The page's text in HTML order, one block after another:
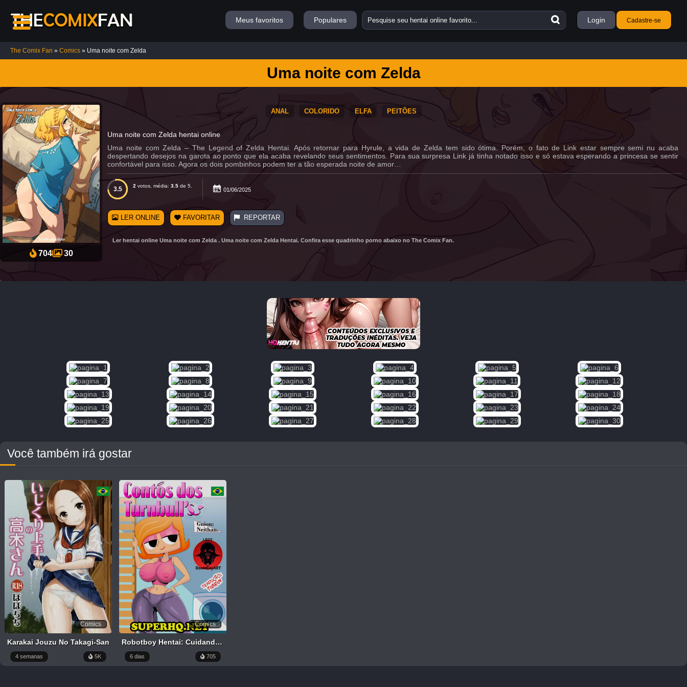
5
Casa
das
Bonecas
Chainsaw
Man HQ
Hentai:
Desejo
de Poder
10K
Dragon
Ball
Treinamento
Hentai: A
9K
FULL
LIST
Meus favoritos Populares Login Cadastre-se
The Comix Fan » Comics » Uma noite com Zelda
Uma noite com Zelda
ANAL COLORIDO ELFA PEITÕES
704 30
Uma noite com Zelda hentai online
Uma noite com Zelda – The Legend of Zelda Hentai. Após retornar para Hyrule, a vida de Zelda tem sido ótima. Porém, o fato de Link estar sempre semi nu acaba
despertando desejos na garota ao ponto que ela acaba revelando seus sentimentos. Para sua surpresa Link já tinha notado isso e só estava esperando a princesa se sentir
confortável para isso. Agora os dois pombinhos podem ter a tão esperada noite de amor…
3.5 2 votos, média: 3.5 de 5.
01/06/2025
LER ONLINE FAVORITAR REPORTAR
Ler hentai online Uma noite com Zelda . Uma noite com Zelda Hentai. Confira esse quadrinho porno abaixo no The Comix Fan.
Você também irá gostar
Comics
Karakai Jouzu No Takagi-San
4 semanas 5K
Comics
Robotboy Hentai: Cuidando da mamãe
6 dias 705